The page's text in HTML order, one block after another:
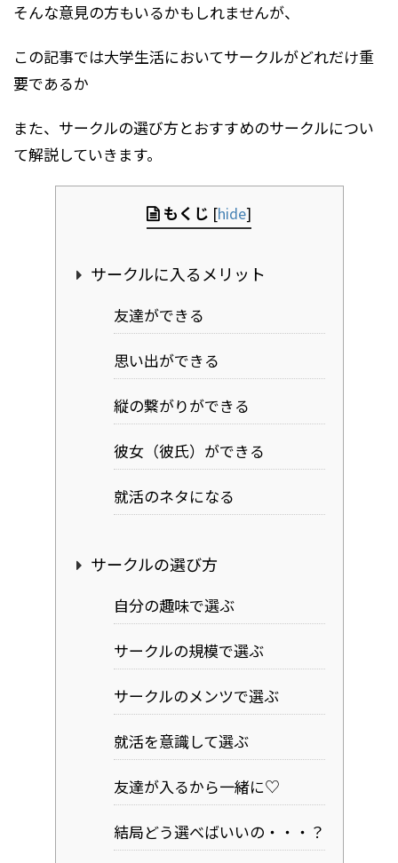
そんな意見の方もいるかもしれませんが、
この記事では大学生活においてサークルがどれだけ重
要であるか
また、サークルの選び方とおすすめのサークルについ
て解説していきます。
もくじ [hide]
サークルに入るメリット
友達ができる
思い出ができる
縦の繋がりができる
彼女（彼氏）ができる
就活のネタになる
サークルの選び方
自分の趣味で選ぶ
サークルの規模で選ぶ
サークルのメンツで選ぶ
就活を意識して選ぶ
友達が入るから一緒に♡
結局どう選べばいいの・・・？